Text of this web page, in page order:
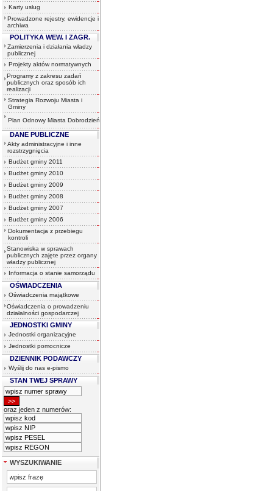
Karty usług
Prowadzone rejestry, ewidencje i
archiwa
POLITYKA WEW. I ZAGR.
Zamierzenia i działania władzy
publicznej
Projekty aktów normatywnych
Programy z zakresu zadań
publicznych oraz sposób ich
realizacji
Strategia Rozwoju Miasta i
Gminy
Plan Odnowy Miasta Dobrodzień
DANE PUBLICZNE
Akty administracyjne i inne
rozstrzygnięcia
Budżet gminy 2011
Budżet gminy 2010
Budżet gminy 2009
Budżet gminy 2008
Budżet gminy 2007
Budżet gminy 2006
Dokumentacja z przebiegu
kontroli
Stanowiska w sprawach
publicznych zajęte przez organy
władzy publicznej
Informacja o stanie samorządu
OŚWIADCZENIA
Oświadczenia majątkowe
Oświadczenia o prowadzeniu
działalności gospodarczej
JEDNOSTKI GMINY
Jednostki organizacyjne
Jednostki pomocnicze
DZIENNIK PODAWCZY
Wyślij do nas e-pismo
STAN TWEJ SPRAWY
oraz jeden z numerów:
WYSZUKIWANIE